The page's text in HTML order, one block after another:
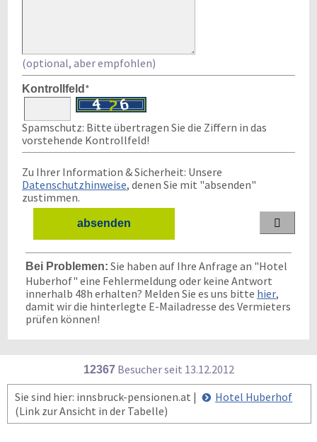
(optional, aber empfohlen)
Kontrollfeld *
Spamschutz: Bitte übertragen Sie die Ziffern in das
vorstehende Kontrollfeld!
Zu Ihrer Information & Sicherheit: Unsere
Datenschutzhinweise, denen Sie mit "absenden"
zustimmen.

Bei Problemen: Sie haben auf Ihre Anfrage an "Hotel
Huberhof" eine Fehlermeldung oder keine Antwort
innerhalb 48h erhalten? Melden Sie es uns bitte hier,
damit wir die hinterlegte E-Mailadresse des Vermieters
prüfen können!
12367Besucher seit 1 3.1 2.201 2
Sie sind hier: innsbruck-pensionen.at |
Hotel Huberhof
(Link zur Ansicht in der Tabelle)